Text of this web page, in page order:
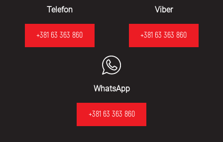
Telefon
+381 63 363 860
Viber
+381 63 363 860
WhatsApp
+381 63 363 860